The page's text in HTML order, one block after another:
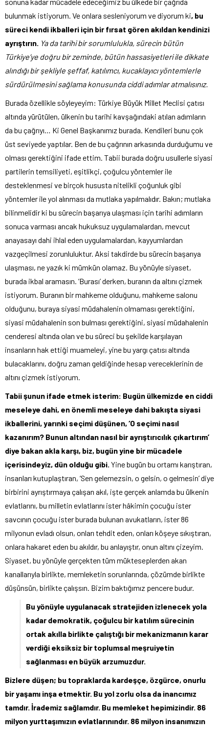
sonuna kadar mücadele edeceğimiz bu ülkede bir çağrıda
bulunmak istiyorum. Ve onlara sesleniyorum ve diyorum ki, bu
süreci kendi ikballeri için bir fırsat gören akıldan kendinizi
ayrıştırın. Ya da tarihi bir sorumlulukla, sürecin bütün
Türkiye’ye doğru bir zeminde, bütün hassasiyetleri ile dikkate
alındığı bir şekliyle şeffaf, katılımcı, kucaklayıcı yöntemlerle
sürdürülmesini sağlama konusunda ciddi adımlar atmalısınız.
Burada özellikle söyleyeyim: Türkiye Büyük Millet Meclisi çatısı
altında yürütülen, ülkenin bu tarihi kavşağındaki atılan adımların
da bu çağrıyı… Ki Genel Başkanımız burada. Kendileri bunu çok
üst seviyede yaptılar. Ben de bu çağrının arkasında durduğumu ve
olması gerektiğini ifade ettim. Tabii burada doğru usullerle siyasi
partilerin temsiliyeti, eşitlikçi, çoğulcu yöntemler ile
desteklenmesi ve birçok hususta nitelikli çoğunluk gibi
yöntemler ile yol alınması da mutlaka yapılmalıdır. Bakın; mutlaka
bilinmelidir ki bu sürecin başarıya ulaşması için tarihi adımların
sonuca varması ancak hukuksuz uygulamalardan, mevcut
anayasayı dahi ihlal eden uygulamalardan, kayyumlardan
vazgeçilmesi zorunluluktur. Aksi takdirde bu sürecin başarıya
ulaşması, ne yazık ki mümkün olamaz. Bu yönüyle siyaset,
burada ikbal aramasın. ‘Burası’ derken, buranın da altını çizmek
istiyorum. Buranın bir mahkeme olduğunu, mahkeme salonu
olduğunu, buraya siyasi müdahalenin olmaması gerektiğini,
siyasi müdahalenin son bulması gerektiğini, siyasi müdahalenin
cenderesi altında olan ve bu süreci bu şekilde karşılayan
insanların hak ettiği muameleyi, yine bu yargı çatısı altında
bulacaklarını, doğru zaman geldiğinde hesap vereceklerinin de
altını çizmek istiyorum.
Tabii şunun ifade etmek isterim: Bugün ülkemizde en ciddi
meseleye dahi, en önemli meseleye dahi bakışta siyasi
ikballerini, yarınki seçimi düşünen, ‘O seçimi nasıl
kazanırım? Bunun altından nasıl bir ayrıştırıcılık çıkartırım’
diye bakan akla karşı, biz, bugün yine bir mücadele
içerisindeyiz, dün olduğu gibi. Yine bugün bu ortamı karıştıran,
insanları kutuplaştıran, ‘Sen gelemezsin, o gelsin, o gelmesin’ diye
birbirini ayrıştırmaya çalışan akıl, işte gerçek anlamda bu ülkenin
evlatlarını, bu milletin evlatlarını ister hâkimin çocuğu ister
savcının çocuğu ister burada bulunan avukatların, ister 86
milyonun evladı olsun, onları tehdit eden, onları köşeye sıkıştıran,
onlara hakaret eden bu akıldır, bu anlayıştır, onun altını çizeyim.
Siyaset, bu yönüyle gerçekten tüm mükteseplerden akan
kanallarıyla birlikte, memleketin sorunlarında, çözümde birlikte
düşünsün, birlikte çalışsın. Bizim baktığımız pencere budur.
Bu yönüyle uygulanacak stratejiden izlenecek yola
kadar demokratik, çoğulcu bir katılım sürecinin
ortak akılla birlikte çalıştığı bir mekanizmanın karar
verdiği eksiksiz bir toplumsal meşruiyetin
sağlanması en büyük arzumuzdur.
Bizlere düşen; bu topraklarda kardeşçe, özgürce, onurlu
bir yaşamı inşa etmektir. Bu yol zorlu olsa da inancımız
tamdır. İrademiz sağlamdır. Bu memleket hepimizindir. 86
milyon yurttaşımızın evlatlarınındır. 86 milyon insanımızın